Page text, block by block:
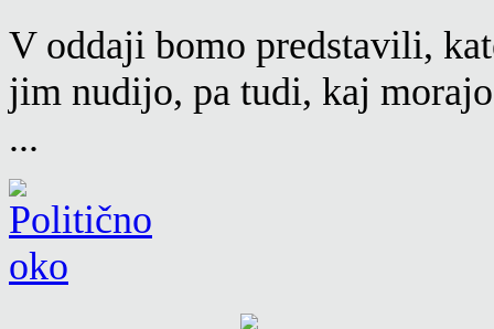
V oddaji bomo predstavili,
jim nudijo, pa tudi, kaj
...